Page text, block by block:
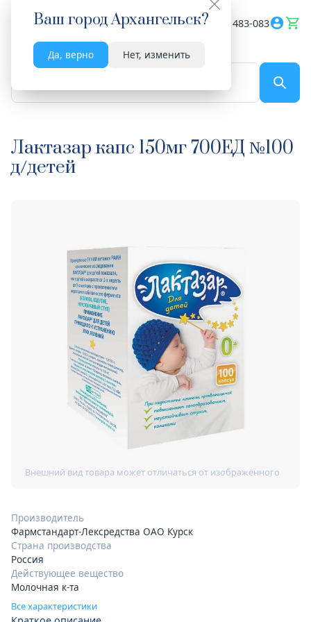
Ваш городАрхангельск?
Да, верно Нет, изменить
Весь сайт 8182 483-083
Лактазар капс 150мг 700ЕД №100
д/детей
Производитель
Фармстандарт-Лексредства ОАО Курск
Страна производства
Россия
Действующее вещество
Молочная к-та
Все характеристики